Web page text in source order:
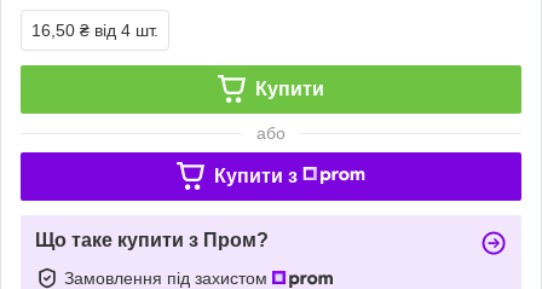
16,50 ₴ від 4 шт.
Купити
або
Купити з
Що таке купити з Пром?
Замовлення під захистом